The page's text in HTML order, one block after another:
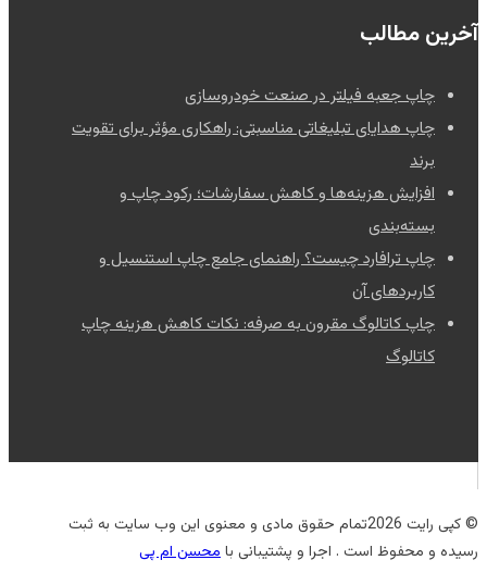
آخرین مطالب
چاپ جعبه فیلتر در صنعت خودروسازی
چاپ هدایای تبلیغاتی مناسبتی: راهکاری مؤثر برای تقویت
برند
افزایش هزینه‌ها و کاهش سفارشات؛ رکود چاپ و
بسته‌بندی
چاپ ترافارد چیست؟ راهنمای جامع چاپ استنسیل و
کاربردهای آن
چاپ کاتالوگ مقرون به صرفه: نکات کاهش هزینه چاپ
کاتالوگ
© کپی رایت 2026تمام حقوق مادی و معنوی این وب سایت به ثبت
رسیده و محفوظ است . اجرا و پشتیبانی بامحسن ام پی